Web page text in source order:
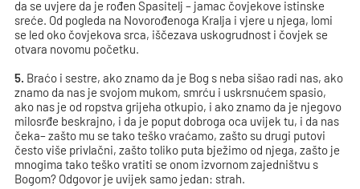
da se uvjere da je rođen Spasitelj – jamac čovjekove istinske
sreće. Od pogleda na Novorođenoga Kralja i vjere u njega, lomi
se led oko čovjekova srca, iščezava uskogrudnost i čovjek se
otvara novomu početku.
5. Braćo i sestre, ako znamo da je Bog s neba sišao radi nas, ako
znamo da nas je svojom mukom, smrću i uskrsnućem spasio,
ako nas je od ropstva grijeha otkupio, i ako znamo da je njegovo
milosrđe beskrajno, i da je poput dobroga oca uvijek tu, i da nas
čeka– zašto mu se tako teško vraćamo, zašto su drugi putovi
često više privlačni, zašto toliko puta bježimo od njega, zašto je
mnogima tako teško vratiti se onom izvornom zajedništvu s
Bogom? Odgovor je uvijek samo jedan: strah.